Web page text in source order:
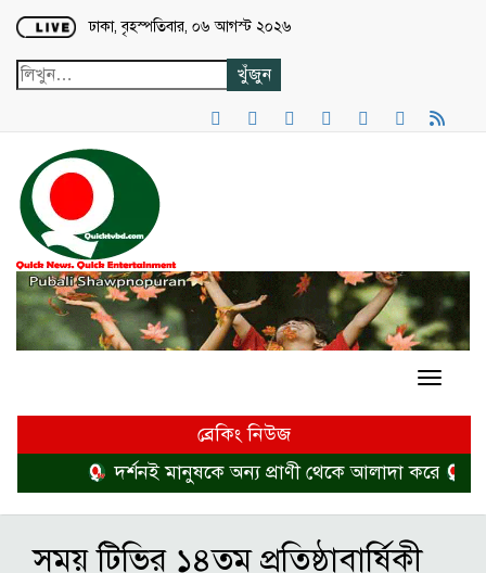
Loading...
ঢাকা, বৃহস্পতিবার, ০৬ আগস্ট ২০২৬
ব্রেকিং নিউজ
দর্শনই মানুষকে অন্য প্রাণী থেকে আলাদা করে
সময় টিভির ১৪তম প্রতিষ্ঠাবার্ষিকী